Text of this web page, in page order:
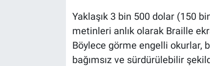
Yaklaşık 3 bin 500 dolar (150
metinleri anlık olarak Braille
Böylece görme engelli okurlar,
bağımsız ve sürdürülebilir